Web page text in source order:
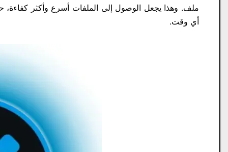
ملف. وهذا يجعل الوصول إلى الملفات أسرع وأكثر كفاءة،
أي وقت.